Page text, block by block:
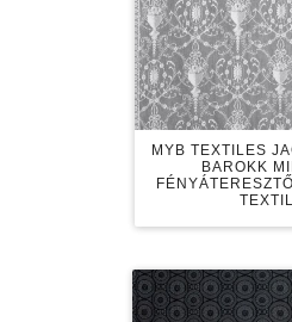
MYB TEXTILES
BAROKK
TEXTIL